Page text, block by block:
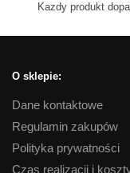
Kazdy produkt
O sklepie:
Dane kontaktowe
Regulamin zakupów
Polityka prywatności
Czas realizacji i